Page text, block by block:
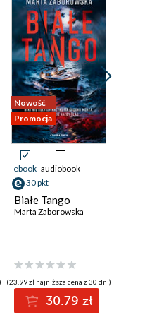
Nowość
Promocja
ebook audiobook
30 pkt
Białe Tango
Marta Zaborowska
(23,99 zł najniższa cena z 30 dni)
30.79 zł